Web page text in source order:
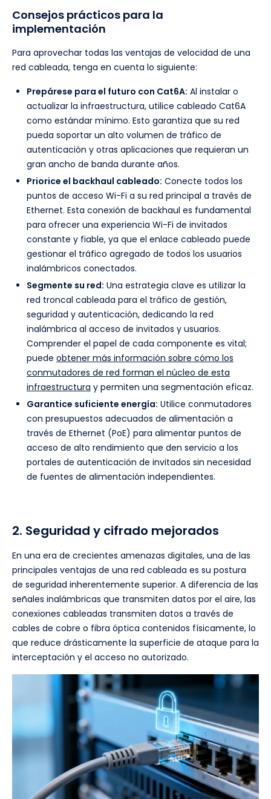
Consejos prácticos para la
implementación
Para aprovechar todas las ventajas de velocidad de una
red cableada, tenga en cuenta lo siguiente:
Prepárese para el futuro con Cat6A: Al instalar o
actualizar la infraestructura, utilice cableado Cat6A
como estándar mínimo. Esto garantiza que su red
pueda soportar un alto volumen de tráfico de
autenticación y otras aplicaciones que requieran un
gran ancho de banda durante años.
Priorice el backhaul cableado: Conecte todos los
puntos de acceso Wi-Fi a su red principal a través de
Ethernet. Esta conexión de backhaul es fundamental
para ofrecer una experiencia Wi-Fi de invitados
constante y fiable, ya que el enlace cableado puede
gestionar el tráfico agregado de todos los usuarios
inalámbricos conectados.
Segmente su red: Una estrategia clave es utilizar la
red troncal cableada para el tráfico de gestión,
seguridad y autenticación, dedicando la red
inalámbrica al acceso de invitados y usuarios.
Comprender el papel de cada componente es vital;
puede obtener más información sobre cómo los
conmutadores de red forman el núcleo de esta
infraestructura y permiten una segmentación eficaz.
Garantice suficiente energía: Utilice conmutadores
con presupuestos adecuados de alimentación a
través de Ethernet (PoE) para alimentar puntos de
acceso de alto rendimiento que den servicio a los
portales de autenticación de invitados sin necesidad
de fuentes de alimentación independientes.
2. Seguridad y cifrado mejorados
En una era de crecientes amenazas digitales, una de las
principales ventajas de una red cableada es su postura
de seguridad inherentemente superior. A diferencia de las
señales inalámbricas que transmiten datos por el aire, las
conexiones cableadas transmiten datos a través de
cables de cobre o fibra óptica contenidos físicamente, lo
que reduce drásticamente la superficie de ataque para la
interceptación y el acceso no autorizado.